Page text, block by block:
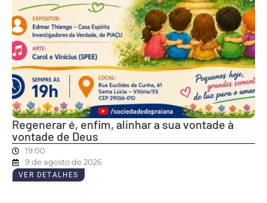
Regenerar é, enfim, alinhar a sua vontade à
vontade de Deus
19:00
9 de agosto de 2026
VER DETALHES